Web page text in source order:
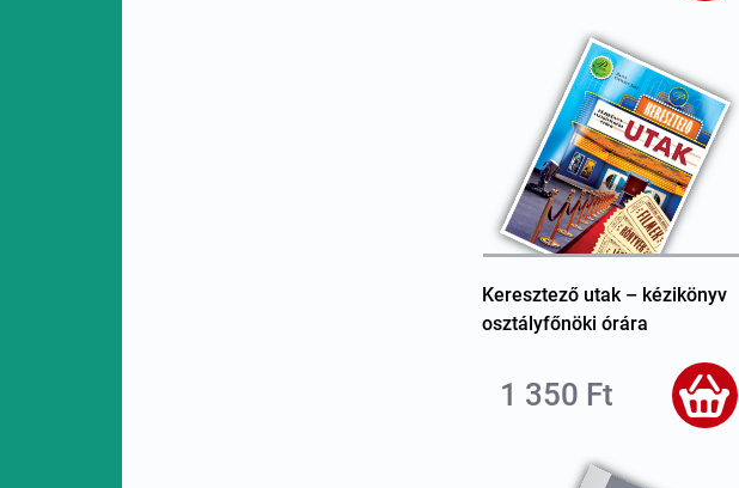
Keresztező utak – kézikönyv
osztályfőnöki órára
1 350 Ft